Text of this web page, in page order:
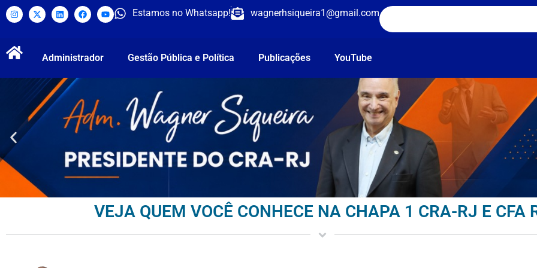
Estamos no Whatsapp! wagnerhsiqueira1@gmail.com
Administrador Gestão Pública e Política Publicações YouTube
VEJA QUEM VOCÊ CONHECE NA CHAPA 1 CRA-RJ E CFA